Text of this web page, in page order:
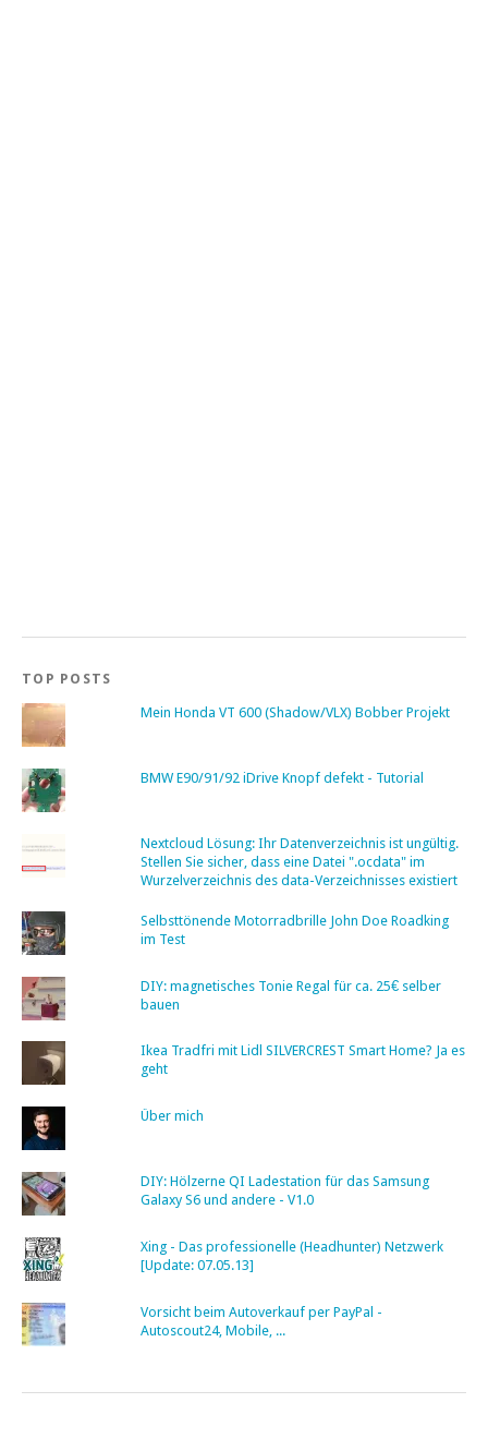
TOP POSTS
Mein Honda VT 600 (Shadow/VLX) Bobber Projekt
BMW E90/91/92 iDrive Knopf defekt - Tutorial
Nextcloud Lösung: Ihr Datenverzeichnis ist ungültig.
Stellen Sie sicher, dass eine Datei ".ocdata" im
Wurzelverzeichnis des data-Verzeichnisses existiert
Selbsttönende Motorradbrille John Doe Roadking
im Test
DIY: magnetisches Tonie Regal für ca. 25€ selber
bauen
Ikea Tradfri mit Lidl SILVERCREST Smart Home? Ja es
geht
Über mich
DIY: Hölzerne QI Ladestation für das Samsung
Galaxy S6 und andere - V1.0
Xing - Das professionelle (Headhunter) Netzwerk
[Update: 07.05.13]
Vorsicht beim Autoverkauf per PayPal -
Autoscout24, Mobile, ...